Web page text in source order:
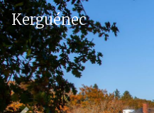
Kerguénec